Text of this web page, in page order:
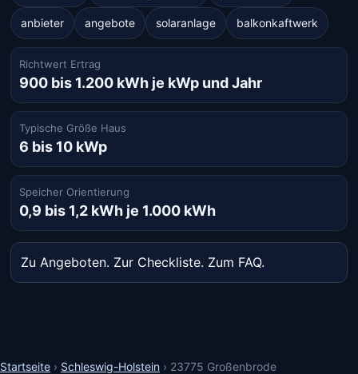
anbieter angebote solaranlage balkonkaftwerk
Richtwert Ertrag
900 bis 1.200 kWh je kWp und Jahr
Typische Größe Haus
6 bis 10 kWp
Speicher Orientierung
0,9 bis 1,2 kWh je 1.000 kWh
Zu Angeboten. Zur Checkliste. Zum FAQ.
Startseite › Schleswig-Holstein › 23775 Großenbrode